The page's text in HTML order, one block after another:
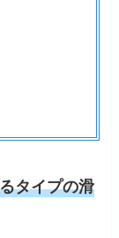
タイプの滑